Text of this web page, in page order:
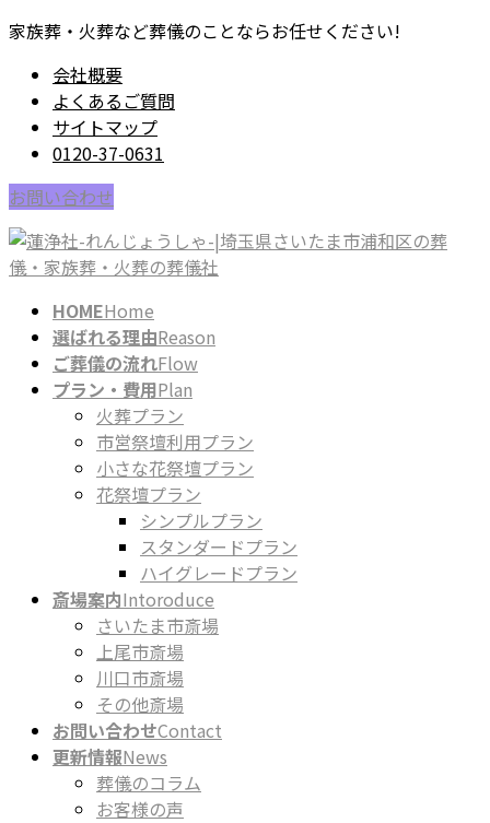
コ
移
動
ナ
ン
に
移
動
家族葬・火葬など葬儀のことならお任せください!
会社概要
よくあるご質問
サイトマップ
0120-37-0631
お問い合わせ
HOMEHome
選ばれる理由Reason
ご葬儀の流れFlow
プラン・費用Plan
火葬プラン
市営祭壇利用プラン
小さな花祭壇プラン
花祭壇プラン
シンプルプラン
スタンダードプラン
ハイグレードプラン
斎場案内Intoroduce
さいたま市斎場
上尾市斎場
川口市斎場
その他斎場
お問い合わせContact
更新情報News
葬儀のコラム
お客様の声